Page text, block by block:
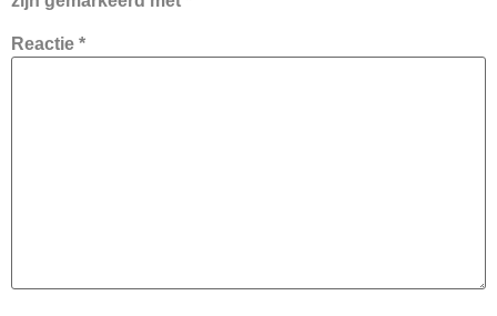
Reactie *